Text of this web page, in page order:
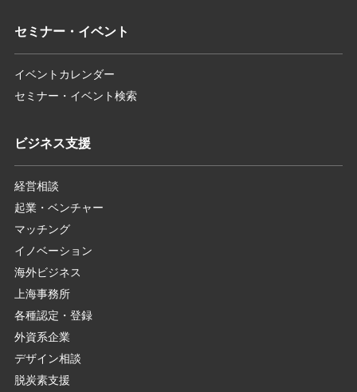
セミナー・イベント
イベントカレンダー
セミナー・イベント検索
ビジネス支援
経営相談
起業・ベンチャー
マッチング
イノベーション
海外ビジネス
上海事務所
各種認定・登録
外資系企業
デザイン相談
脱炭素支援